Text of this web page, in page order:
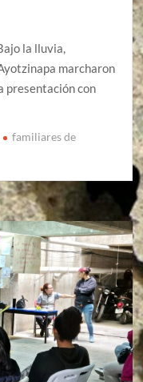
la lluvia,
marcharon
presentación con
familiares de